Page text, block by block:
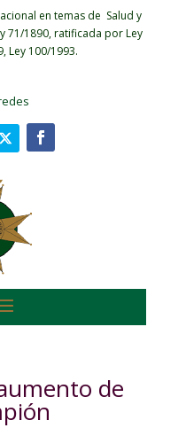
en temas de Salud y
71/1890, ratificada por Ley
Ley 100/1993.
de